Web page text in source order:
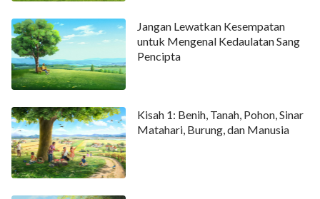
Di dalam dirinya, Tuhan melihat ketundukan,
ketundukan yang sangat Dia inginkan.
Bagi manusia, Tuhan melakukan banyak hal yang tidak
dapat dipahami dan bahkan tidak masuk akal. Ketika
Tuhan ingin mengatur seseorang, pengaturan ini
sering bertentangan dengan gagasan manusia dan
sukar dipahami olehnya, tetapi justru pertentangan
Jangan Lewatkan Kesempatan
untuk Mengenal Kedaulatan Sang
Pencipta
Kisah 1: Benih, Tanah, Pohon, Sinar
Matahari, Burung, dan Manusia